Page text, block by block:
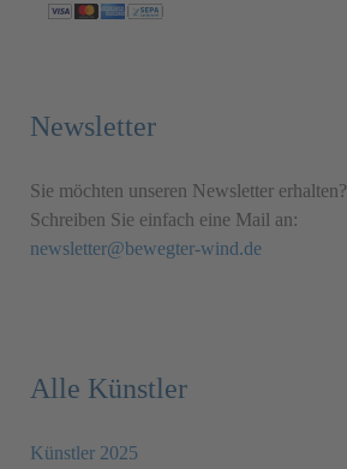
Newsletter
Sie möchten unseren Newsletter erhalten?
Schreiben Sie einfach eine Mail an:
newsletter@bewegter-wind.de
Alle Künstler
Künstler 2025